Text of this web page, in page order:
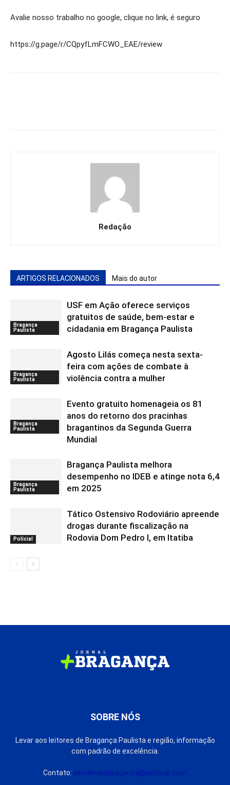
Avalie nosso trabalho no google, clique no link, é seguro
https://g.page/r/CQpyfLmFCWO_EAE/review
Redação
ARTIGOS RELACIONADOS Mais do autor
Bragança
Paulista
USF em Ação oferece serviços
gratuitos de saúde, bem-estar e
cidadania em Bragança Paulista
Bragança
Paulista
Agosto Lilás começa nesta sexta-
feira com ações de combate à
violência contra a mulher
Bragança
Paulista
Evento gratuito homenageia os 81
anos do retorno dos pracinhas
bragantinos da Segunda Guerra
Mundial
Bragança
Paulista
Bragança Paulista melhora
desempenho no IDEB e atinge nota 6,4
em 2025
Polícial
Tático Ostensivo Rodoviário apreende
drogas durante fiscalização na
Rodovia Dom Pedro I, em Itatiba
SOBRE NÓS
Levar aos leitores de Bragança Paulista e região, informação
com padrão de excelência.
Contato: jornalmaisbraganca@outlook.com